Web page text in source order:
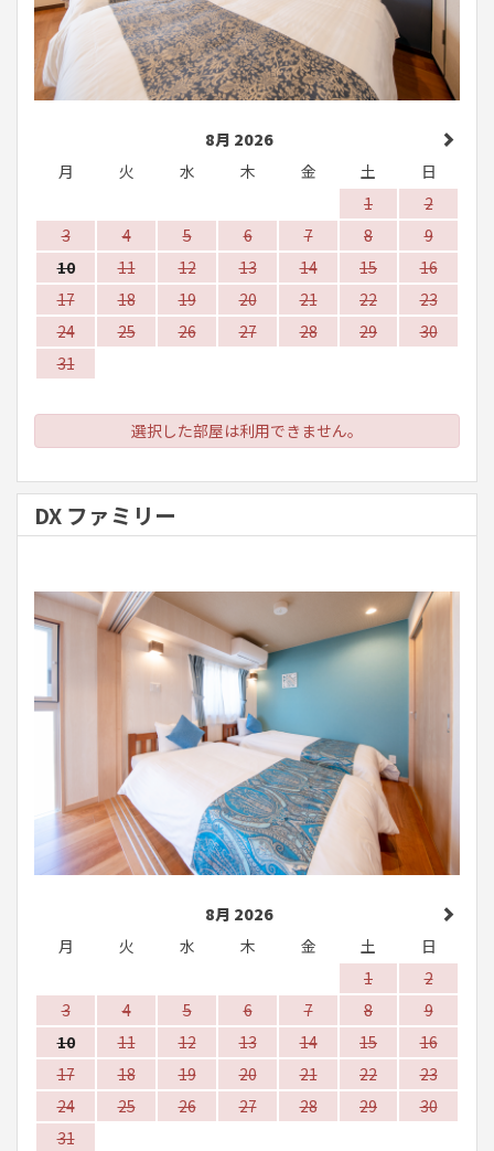
8月 2026
月
火 水 木 金 土
日
1
2
3
4 5 6 7 8
9
10
11 12 13 14 15
16
17
18 19 20 21 22
23
24
25 26 27 28 29
30
31
選択した部屋は利用できません。
DX ファミリー
8月 2026
月
火 水 木 金 土
日
1
2
3
4 5 6 7 8
9
10
11 12 13 14 15
16
17
18 19 20 21 22
23
24
25 26 27 28 29
30
31